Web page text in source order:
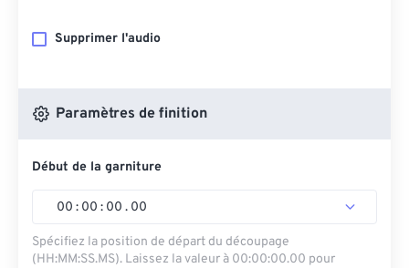
Supprimer l'audio
Paramètres de finition
Début de la garniture
00 : 00 : 00 . 00
Spécifiez la position de départ du découpage
(HH:MM:SS.MS). Laissez la valeur à 00:00:00.00 pour